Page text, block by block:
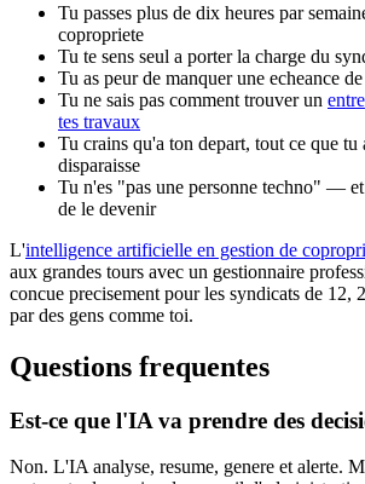
Tu passes plus de dix heures par
copropriete
Tu te sens seul a porter la charge du
Tu as peur de manquer une echeance
Tu ne sais pas comment trouver un
tes travaux
Tu crains qu'a ton depart, tout ce que tu
disparaisse
Tu n'es "pas une personne techno" —
de le devenir
L'intelligence artificielle en gestion de
aux grandes tours avec un gestionnaire
concue precisement pour les syndicats de 12,
par des gens comme toi.
Questions frequentes
Est-ce que l'IA va prendre des
Non. L'IA analyse, resume, genere et alerte.